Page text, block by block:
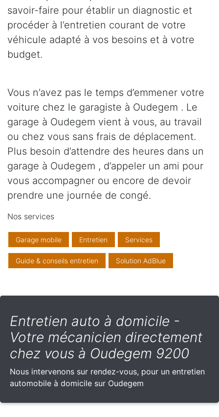
savoir-faire pour établir un diagnostic et
procéder à l’entretien courant de votre
véhicule adapté à vos besoins et à votre
budget.
Vous n’avez pas le temps d’emmener votre
voiture chez le garagiste à Oudegem . Le
garage à Oudegem vient à vous, au travail
ou chez vous sans frais de déplacement.
Plus besoin d’attendre des heures dans un
garage à Oudegem , d’appeler un ami pour
vous accompagner ou encore de devoir
prendre une journée de congé.
Nos services
Garage mobile Entretien Services
Guide & conseils entretien Solution AdBlue
Entretien auto à domicile -
Votre mécanicien directement
chez vous à Oudegem 9200
Nous intervenons sur rendez-vous, pour un entretien
automobile à domicile sur Oudegem